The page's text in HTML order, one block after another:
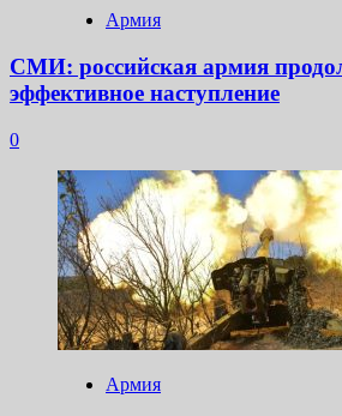
Армия
СМИ: российская армия
эффективное наступление
0
Армия